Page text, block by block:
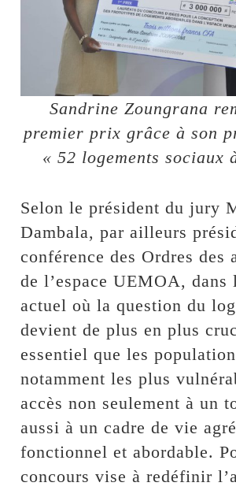
Sandrine Zoungrana
premier prix grâce à son
« 52 logements sociaux
Selon le président du jury
Dambala, par ailleurs
conférence des Ordres des
de l’espace UEMOA, dans
actuel où la question du
devient de plus en plus
essentiel que les
notamment les plus
accès non seulement à un
aussi à un cadre de vie
fonctionnel et abordable.
concours vise à redéfinir